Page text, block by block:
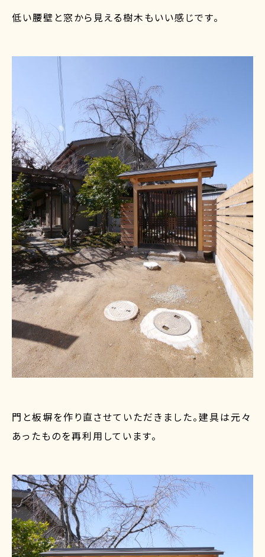
低い腰壁と窓から見える樹木もいい感じです。
門と板塀を作り直させていただきました。建具は元々
あったものを再利用しています。